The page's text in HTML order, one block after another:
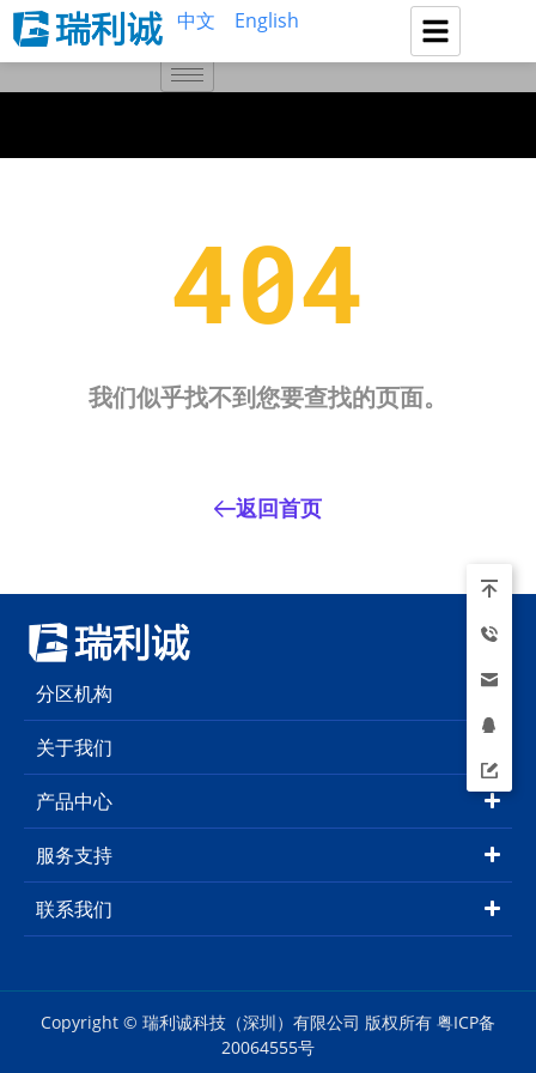
中文 English
404
我们似乎找不到您要查找的页面。
返回首页
分区机构
关于我们
产品中心
服务支持
联系我们
Copyright © 瑞利诚科技（深圳）有限公司 版权所有 粤ICP备
20064555号